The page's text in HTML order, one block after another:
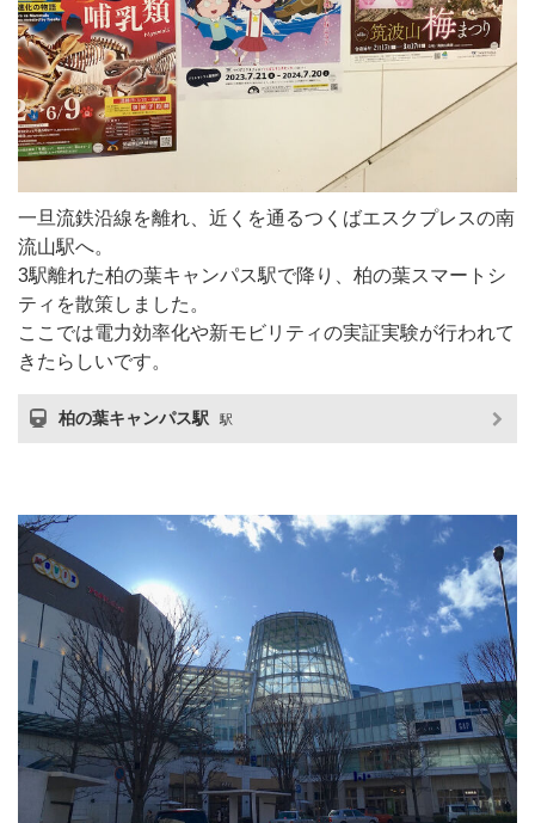
一旦流鉄沿線を離れ、近くを通るつくばエスクプレスの南
流山駅へ。
3駅離れた柏の葉キャンパス駅で降り、柏の葉スマートシ
ティを散策しました。
ここでは電力効率化や新モビリティの実証実験が行われて
きたらしいです。
柏の葉キャンパス駅 駅